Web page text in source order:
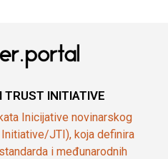
TRUST INITIATIVE
Inicijative novinarskog
JTI), koja definira
i međunarodnih